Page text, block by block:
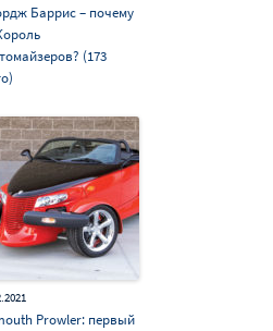
Баррис – почему
(173
Prowler: первый